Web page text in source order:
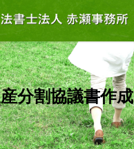
分割協議書作成